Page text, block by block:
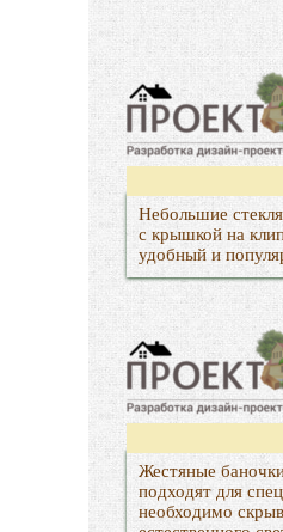
Небольшие
с крышкой на
удобный и
Жестяные
подходят для
необходимо